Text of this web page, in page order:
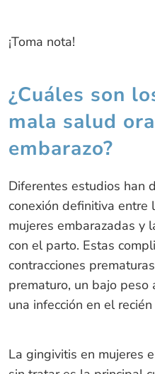
¡Toma nota!
¿Cuáles son
mala salud
embarazo?
Diferentes estudios han
conexión definitiva
mujeres embarazadas y
con el parto. Estas
contracciones
prematuro, un bajo
una infección en el
La gingivitis en mujeres